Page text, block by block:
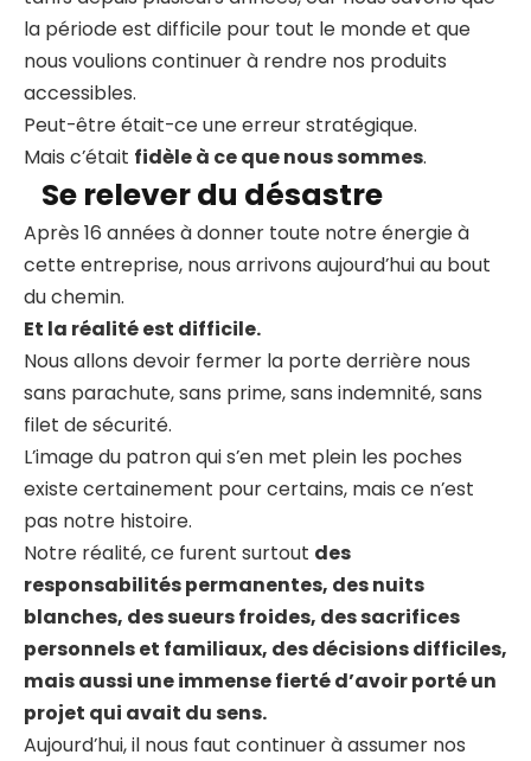
la période est difficile pour tout le monde et que
nous voulions continuer à rendre nos produits
accessibles.
Peut-être était-ce une erreur stratégique.
Mais c’était fidèle à ce que nous sommes.
Se relever du désastre
Après 16 années à donner toute notre énergie à
cette entreprise, nous arrivons aujourd’hui au bout
du chemin.
Et la réalité est difficile.
Nous allons devoir fermer la porte derrière nous
sans parachute, sans prime, sans indemnité, sans
filet de sécurité.
L’image du patron qui s’en met plein les poches
existe certainement pour certains, mais ce n’est
pas notre histoire.
Notre réalité, ce furent surtout des
responsabilités permanentes, des nuits
blanches, des sueurs froides, des sacrifices
personnels et familiaux, des décisions difficiles,
mais aussi une immense fierté d’avoir porté un
projet qui avait du sens.
Aujourd’hui, il nous faut continuer à assumer nos